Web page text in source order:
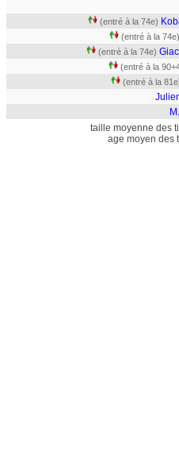
(entré à la 74e)
(entré à la 74e)
(entré à la 74e)
(entré à la
(entré à la
taille moyenne des
age moyen des